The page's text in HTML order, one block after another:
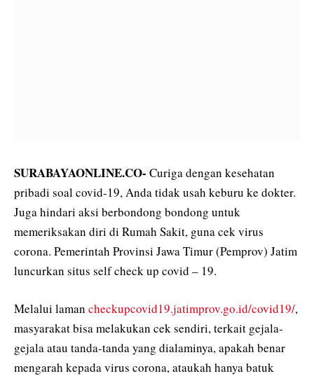
SURABAYAONLINE.CO- Curiga dengan kesehatan
pribadi soal covid-19, Anda tidak usah keburu ke dokter.
Juga hindari aksi berbondong bondong untuk
memeriksakan diri di Rumah Sakit, guna cek virus
corona. Pemerintah Provinsi Jawa Timur (Pemprov) Jatim
luncurkan situs self check up covid – 19.
Melalui laman checkupcovid19.jatimprov.go.id/covid19/,
masyarakat bisa melakukan cek sendiri, terkait gejala-
gejala atau tanda-tanda yang dialaminya, apakah benar
mengarah kepada virus corona, ataukah hanya batuk